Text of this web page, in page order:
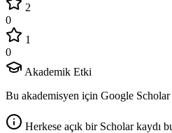
2
0
1
0
Akademik Etki
Bu akademisyen için Google Scholar
Herkese açık bir Scholar kaydı